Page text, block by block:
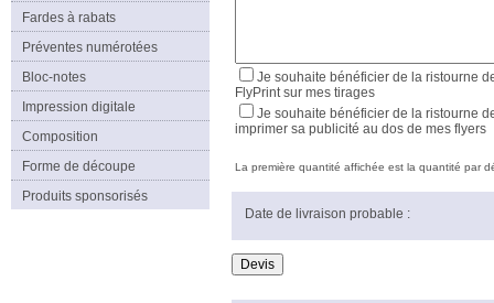
Fardes à rabats
Préventes numérotées
Bloc-notes
Impression digitale
Composition
Forme de découpe
Produits sponsorisés
Je souhaite bénéficier de la ristourne
FlyPrint sur mes tirages
Je souhaite bénéficier de la ristourne
imprimer sa publicité au dos de mes flyers
La première quantité affichée est la quantité par
Date de livraison probable :